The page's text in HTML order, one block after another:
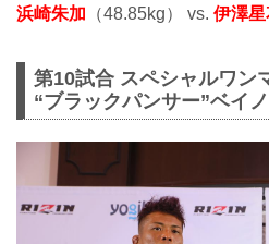
浜崎朱加 （48.85kg） vs. 伊澤星
第10試合 スペシャルワン
“ブラックパンサー”ベイ